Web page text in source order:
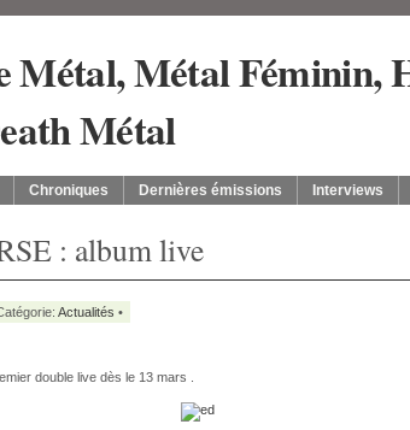
Chroniques Dernières émissions Interviews
: album live
Actualités •
double live dès le 13 mars .